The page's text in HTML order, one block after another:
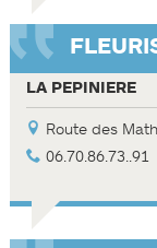
LA PEPINIERE
Route des
06.70.86.73..91